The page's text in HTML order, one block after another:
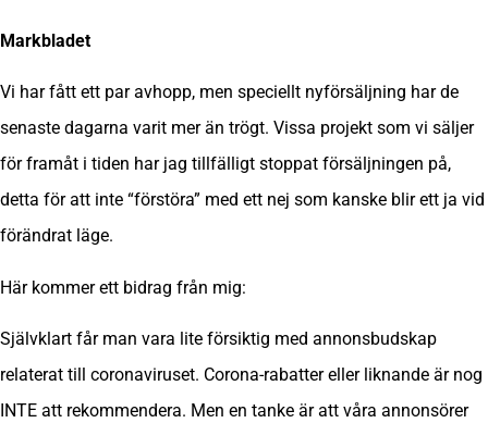
Markbladet
Vi har fått ett par avhopp, men speciellt nyförsäljning har de
senaste dagarna varit mer än trögt. Vissa projekt som vi säljer
för framåt i tiden har jag tillfälligt stoppat försäljningen på,
detta för att inte “förstöra” med ett nej som kanske blir ett ja vid
förändrat läge.
Här kommer ett bidrag från mig:
Självklart får man vara lite försiktig med annonsbudskap
relaterat till coronaviruset. Corona-rabatter eller liknande är nog
INTE att rekommendera. Men en tanke är att våra annonsörer